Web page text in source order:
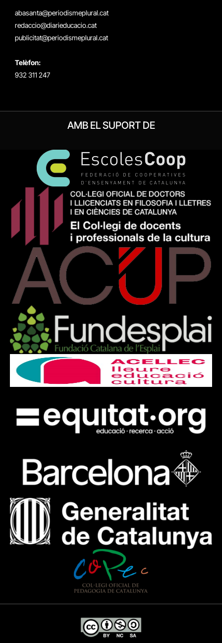
abasanta@periodismeplural.cat
redaccio@diarieducacio.cat
publicitat@periodismeplural.cat
Telèfon:
932 311 247
AMB EL SUPORT DE